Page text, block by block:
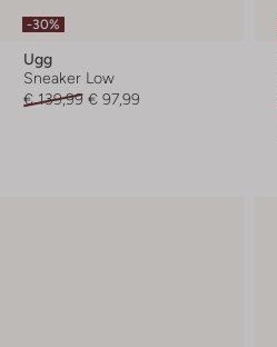
-30%
Ugg
Sneaker Low
€ 139,99 € 97,99